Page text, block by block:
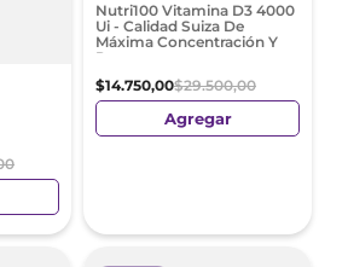
Nutri100 Vitamina D3 4000
Ui - Calidad Suiza De
Máxima Concentración Y
Pureza
$14.750,00$29.500,00
Agregar